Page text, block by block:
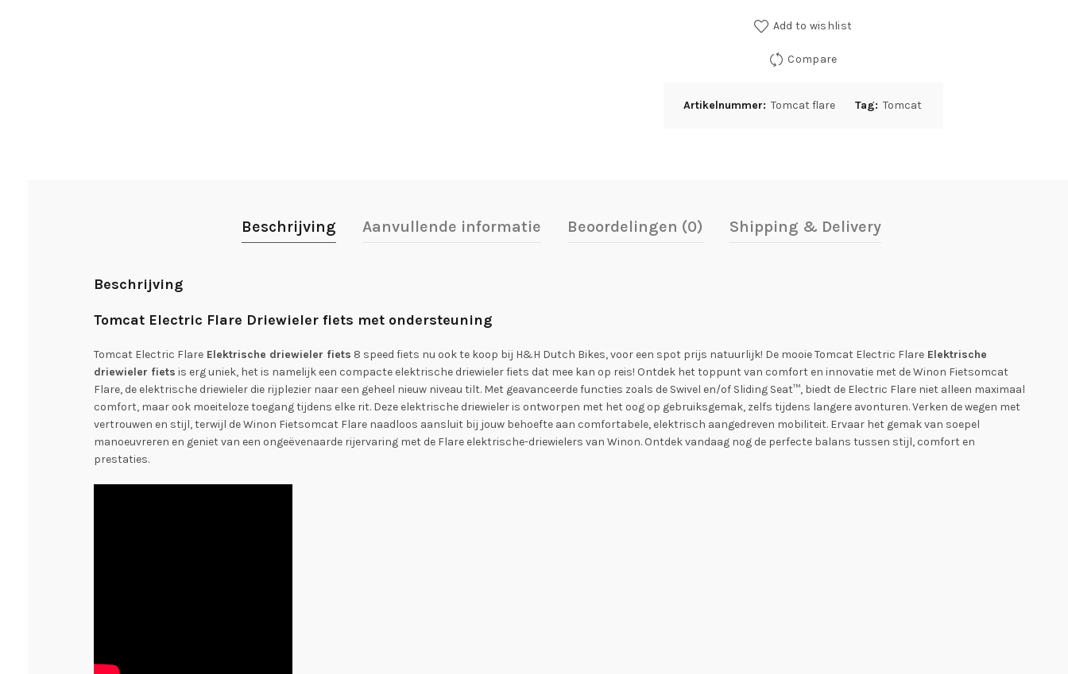
Add to wishlist
Compare
Artikelnummer: Tomcat flare Tag: Tomcat
Beschrijving Aanvullende informatie Beoordelingen (0) Shipping & Delivery
Beschrijving
Tomcat Electric Flare Driewieler fiets met ondersteuning
Tomcat Electric FlareElektrische driewieler fiets 8 speed fiets nu ook te koop bij H&H Dutch Bikes, voor een spot prijs natuurlijk! De mooie Tomcat Electric FlareElektrische
driewieler fiets is erg uniek, het is namelijk een compacte elektrische driewieler fiets dat mee kan op reis! Ontdek het toppunt van comfort en innovatie met de Winon Fietsomcat
Flare, de elektrische driewieler die rijplezier naar een geheel nieuw niveau tilt. Met geavanceerde functies zoals de Swivel en/of Sliding Seat™, biedt de Electric Flare niet alleen maximaal
comfort, maar ook moeiteloze toegang tijdens elke rit. Deze elektrische driewieler is ontworpen met het oog op gebruiksgemak, zelfs tijdens langere avonturen. Verken de wegen met
vertrouwen en stijl, terwijl de Winon Fietsomcat Flare naadloos aansluit bij jouw behoefte aan comfortabele, elektrisch aangedreven mobiliteit. Ervaar het gemak van soepel
manoeuvreren en geniet van een ongeëvenaarde rijervaring met de Flare elektrische-driewielers van Winon. Ontdek vandaag nog de perfecte balans tussen stijl, comfort en
prestaties.